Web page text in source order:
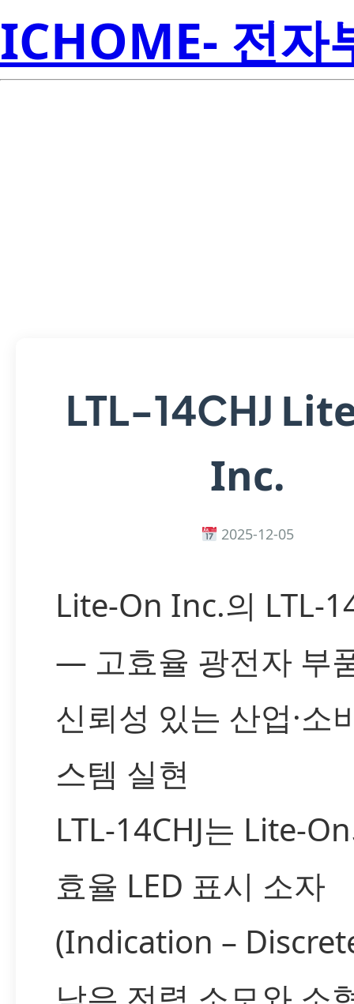
ICHOME- 전자
LTL-14CHJ
Inc.
2025-12-05
Lite-On Inc.의 LTL-
— 고효율 광전자 부
신뢰성 있는 산업·소
스템 실현
LTL-14CHJ는 Lite-
효율 LED 표시 소자
(Indication –